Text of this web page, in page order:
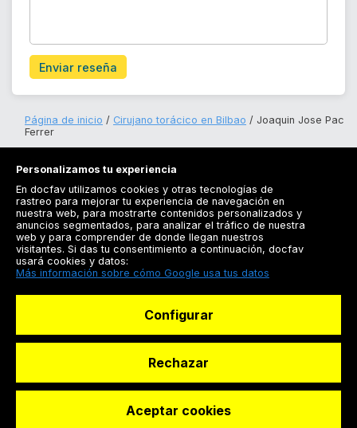
Enviar reseña
Página de inicio Cirujano torácico en Bilbao
Joaquin Jose Pac
Ferrer
Registrarse
Docfav
© Dashboard Technologies S.L
Personalizamos tu experiencia
En docfav utilizamos cookies y otras tecnologías de
rastreo para mejorar tu experiencia de navegación en
nuestra web, para mostrarte contenidos personalizados y
anuncios segmentados, para analizar el tráfico de nuestra
web y para comprender de donde llegan nuestros
visitantes. Si das tu consentimiento a continuación, docfav
usará cookies y datos:
Más información sobre cómo Google usa tus datos
Configurar
Rechazar
Aceptar cookies